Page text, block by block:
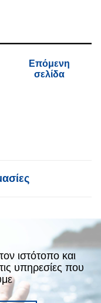
Επόμενη
σελίδα
ιστότοπο και
υπηρεσίες που